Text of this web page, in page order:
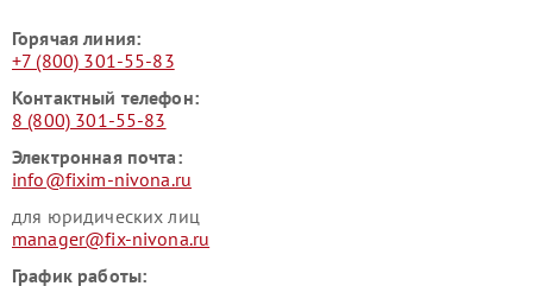
Горячая линия:
+7 (800) 301-55-83
Контактный телефон:
8 (800) 301-55-83
Электронная почта:
info@fixim-nivona.ru
для юридических лиц
manager@fix-nivona.ru
График работы: